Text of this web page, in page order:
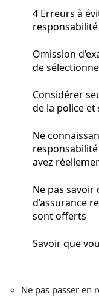
4 Erreurs à
Omission
de
Considérer
de la police
Ne
avez
Ne pas savoir
d’assurance
sont offerts
Savoir que
Ne pas passer en